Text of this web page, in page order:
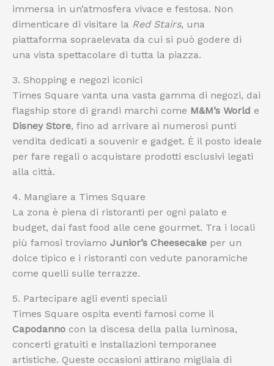
immersa in un’atmosfera vivace e festosa. Non
dimenticare di visitare la Red Stairs, una
piattaforma sopraelevata da cui si può godere di
una vista spettacolare di tutta la piazza.
3. Shopping e negozi iconici
Times Square vanta una vasta gamma di negozi, dai
flagship store di grandi marchi come M&M’s World e
Disney Store, fino ad arrivare ai numerosi punti
vendita dedicati a souvenir e gadget. È il posto ideale
per fare regali o acquistare prodotti esclusivi legati
alla città.
4. Mangiare a Times Square
La zona è piena di ristoranti per ogni palato e
budget, dai fast food alle cene gourmet. Tra i locali
più famosi troviamo Junior’s Cheesecake per un
dolce tipico e i ristoranti con vedute panoramiche
come quelli sulle terrazze.
5. Partecipare agli eventi speciali
Times Square ospita eventi famosi come il
Capodanno con la discesa della palla luminosa,
concerti gratuiti e installazioni temporanee
artistiche. Queste occasioni attirano migliaia di